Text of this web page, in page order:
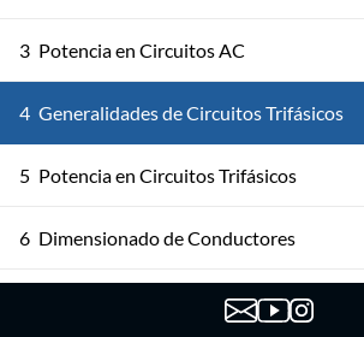
3 Potencia en Circuitos AC
4 Generalidades de Circuitos Trifásicos
5 Potencia en Circuitos Trifásicos
6 Dimensionado de Conductores
Circuitos Magnéticos y Transformadores